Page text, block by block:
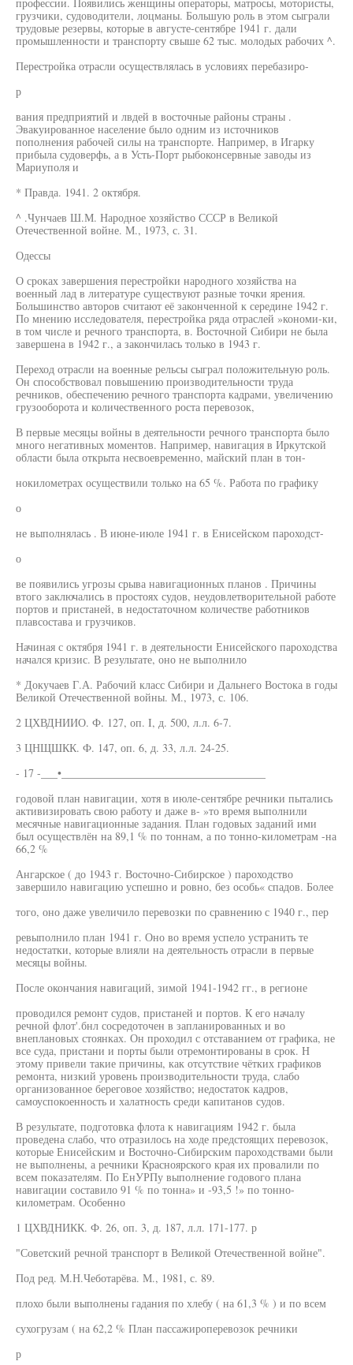
грузчики, судоводители, лоцманы. Большую роль в этом сыграли
трудовые резервы, которые в августе-сентябре 1941 г. дали
промышленности и транспорту свыше 62 тыс. молодых рабочих ^.
Перестройка отрасли осуществлялась в условиях перебазиро-
р
вания предприятий и лвдей в восточные районы страны .
Эвакуированное население было одним из источников
пополнения рабочей силы на транспорте. Например, в Игарку
прибыла судоверфь, а в Усть-Порт рыбоконсервные заводы из
Мариуполя и
* Правда. 1941. 2 октября.
^ .Чунчаев Ш.М. Народное хозяйство СССР в Великой
Отечественной войне. М., 1973, с. 31.
Одессы
О сроках завершения перестройки народного хозяйства на
военный лад в литературе существуют разные точки ярения.
Большинство авторов считают её законченной к середине 1942 г.
По мнению исследователя, перестройка ряда отраслей »кономи-ки,
в том числе и речного транспорта, в. Восточной Сибири не была
завершена в 1942 г., а закончилась только в 1943 г.
Переход отрасли на военные рельсы сыграл положительную роль.
Он способствовал повышению производительности труда
речников, обеспечению речного транспорта кадрами, увеличению
грузооборота и количественного роста перевозок,
В первые месяцы войны в деятельности речного транспорта было
много негативных моментов. Например, навигация в Иркутской
области была открыта несвоевременно, майский план в тон-
нокилометрах осуществили только на 65 %. Работа по графику
о
не выполнялась . В июне-июле 1941 г. в Енисейском пароходст-
о
ве появились угрозы срыва навигационных планов . Причины
втого заключались в простоях судов, неудовлетворительной работе
портов и пристаней, в недостаточном количестве работников
плавсостава и грузчиков.
Начиная с октября 1941 г. в деятельности Енисейского пароходства
начался кризис. В результате, оно не выполнило
* Докучаев Г.А. Рабочий класс Сибири и Дальнего Востока в годы
Великой Отечественной войны. М., 1973, с. 106.
2 ЦХВДНИИО. Ф. 127, оп. I, д. 500, л.л. 6-7.
3 ЦНЩШКК. Ф. 147, оп. 6, д. 33, л.л. 24-25.
- 17 -___•_____________________________________
годовой план навигации, хотя в июле-сентябре речники пытались
активизировать свою работу и даже в- »то время выполнили
месячные навигационные задания. План годовых заданий ими
был осуществлён на 89,1 % по тоннам, а по тонно-километрам -на
66,2 %
Ангарское ( до 1943 г. Восточно-Сибирское ) пароходство
завершило навигацию успешно и ровно, без особь« спадов. Более
того, оно даже увеличило перевозки по сравнению с 1940 г., пер
ревыполнило план 1941 г. Оно во время успело устранить те
недостатки, которые влияли на деятельность отрасли в первые
месяцы войны.
После окончания навигаций, зимой 1941-1942 гг., в регионе
проводился ремонт судов, пристаней и портов. К его началу
речной флот'.бнл сосредоточен в запланированных и во
внеплановых стоянках. Он проходил с отставанием от графика, не
все суда, пристани и порты были отремонтированы в срок. Н
этому привели такие причины, как отсутствие чётких графиков
ремонта, низкий уровень производительности труда, слабо
организованное береговое хозяйство; недостаток кадров,
самоуспокоенность и халатность среди капитанов судов.
В результате, подготовка флота к навигациям 1942 г. была
проведена слабо, что отразилось на ходе предстоящих перевозок,
которые Енисейским и Восточно-Сибирским пароходствами были
не выполнены, а речники Красноярского края их провалили по
всем показателям. По ЕнУРПу выполнение годового плана
навигации составило 91 % по тонна» и -93,5 !» по тонно-
километрам. Особенно
1 ЦХВДНИКК. Ф. 26, оп. 3, д. 187, л.л. 171-177. р
"Советский речной транспорт в Великой Отечественной войне".
Под ред. М.Н.Чеботарёва. М., 1981, с. 89.
плохо были выполнены гадания по хлебу ( на 61,3 % ) и по всем
сухогрузам ( на 62,2 % План пассажироперевозок речники
р